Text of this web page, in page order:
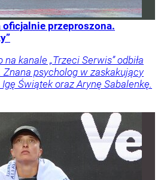
oficjalnie przeproszona.
na kanale „Trzeci Serwis” odbiła
psycholog w zaskakujący
Świątek oraz Arynę Sabalenkę.